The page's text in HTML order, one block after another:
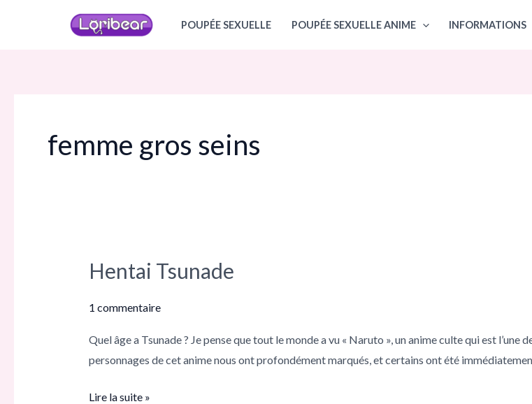
POUPÉE SEXUELLE POUPÉE SEXUELLE ANIME INFORMATIONS
femme gros seins
Hentai Tsunade
1 commentaire
Quel âge a Tsunade ? Je pense que tout le monde a vu « Naruto », un anime culte qui est
personnages de cet anime nous ont profondément marqués, et certains ont été
Hentai
Lire la suite »